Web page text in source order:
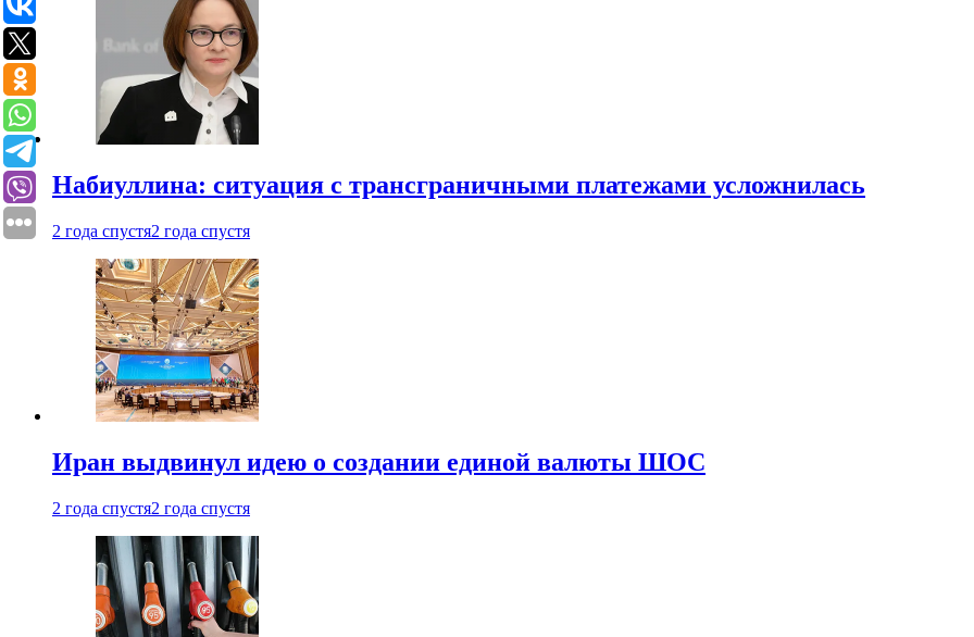
Набиуллина: ситуация с трансграничными платежами усложнилась
2 года спустя2 года спустя
Иран выдвинул идею о создании единой валюты ШОС
2 года спустя2 года спустя